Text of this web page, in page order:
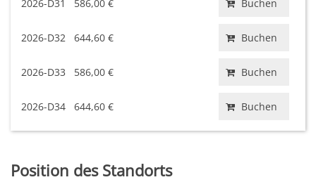
2026-D31 586,00 € Buchen
2026-D32 644,60 € Buchen
2026-D33 586,00 € Buchen
2026-D34 644,60 € Buchen
Position des Standorts